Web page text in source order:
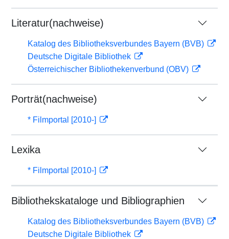
Literatur(nachweise)
Katalog des Bibliotheksverbundes Bayern (BVB)
Deutsche Digitale Bibliothek
Österreichischer Bibliothekenverbund (OBV)
Porträt(nachweise)
* Filmportal [2010-]
Lexika
* Filmportal [2010-]
Bibliothekskataloge und Bibliographien
Katalog des Bibliotheksverbundes Bayern (BVB)
Deutsche Digitale Bibliothek